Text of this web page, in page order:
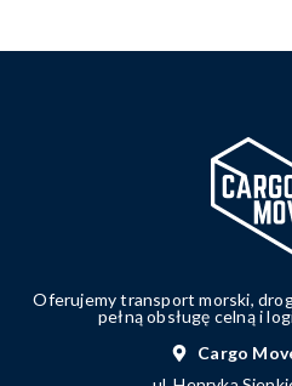
Oferujemy transport morski,
pełną obsługę celną i
Cargo